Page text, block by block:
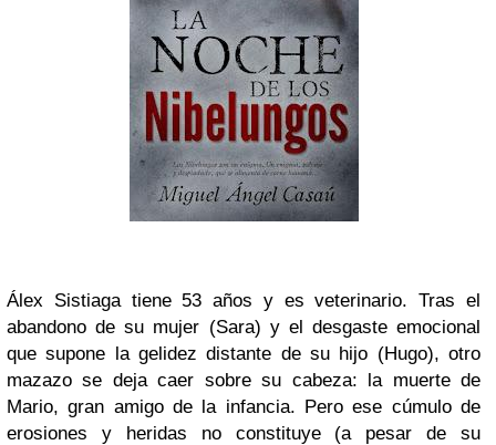
Álex Sistiaga tiene 53 años y es veterinario. Tras el
abandono de su mujer (Sara) y el desgaste emocional
que supone la gelidez distante de su hijo (Hugo), otro
mazazo se deja caer sobre su cabeza: la muerte de
Mario, gran amigo de la infancia. Pero ese cúmulo de
erosiones y heridas no constituye (a pesar de su